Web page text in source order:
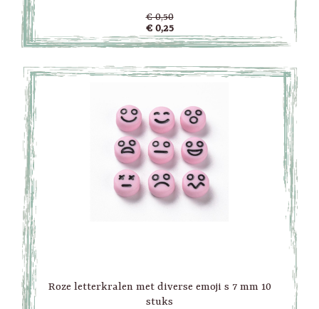
€ 0,50
€ 0,25
Roze letterkralen met diverse emoji s 7 mm 10
stuks